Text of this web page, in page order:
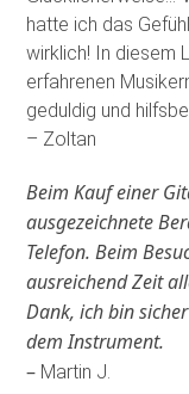
hatte ich das
wirklich! In diesem
erfahrenen
geduldig und
– Zoltan
Beim Kauf einer
ausgezeichnete
Telefon. Beim
ausreichend Zeit
Dank, ich bin
dem Instrument.
– Martin J.